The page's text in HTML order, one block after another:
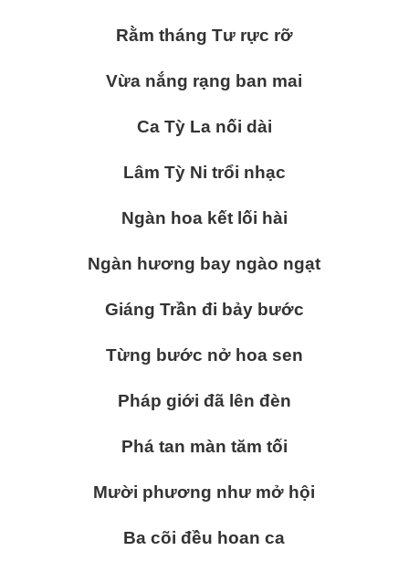
Rằm tháng Tư rực rỡ
Vừa nắng rạng ban mai
Ca Tỳ La nối dài
Lâm Tỳ Ni trổi nhạc
Ngàn hoa kết lối hài
Ngàn hương bay ngào ngạt
Giáng Trần đi bảy bước
Từng bước nở hoa sen
Pháp giới đã lên đèn
Phá tan màn tăm tối
Mười phương như mở hội
Ba cõi đều hoan ca